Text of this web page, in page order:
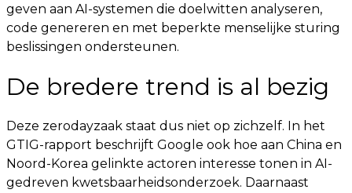
geven aan AI-systemen die doelwitten analyseren,
code genereren en met beperkte menselijke sturing
beslissingen ondersteunen.
De bredere trend is al bezig
Deze zerodayzaak staat dus niet op zichzelf. In het
GTIG-rapport beschrijft Google ook hoe aan China en
Noord-Korea gelinkte actoren interesse tonen in AI-
gedreven kwetsbaarheidsonderzoek. Daarnaast